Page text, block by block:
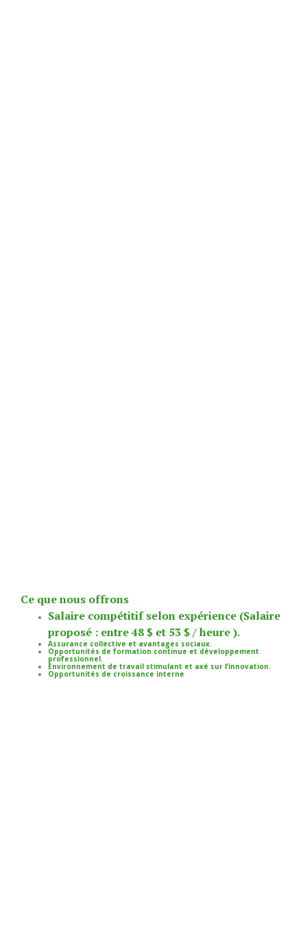
Ce que nous offrons
Salaire compétitif selon expérience (Salaire
proposé : entre 48 $ et 53 $ / heure ).
Assurance collective et avantages sociaux.
Opportunités de formation continue et développement
professionnel.
Environnement de travail stimulant et axé sur l’innovation.
Opportunités de croissance interne